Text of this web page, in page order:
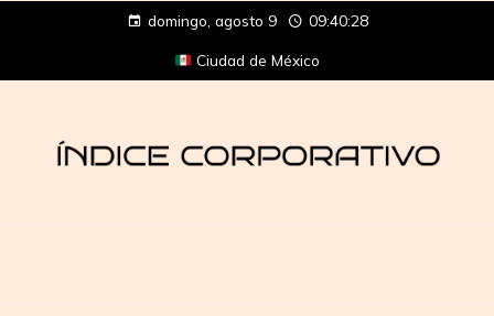
domingo, agosto 9 09:40:28
Ciudad de México